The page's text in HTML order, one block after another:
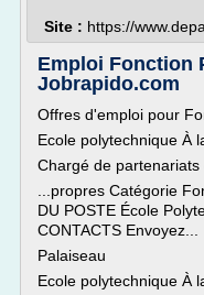
Site : https://
Emploi Fonction
Jobrapido.com
Offres d'emploi pour
Ecole polytechnique À
Chargé de
...propres Catégorie
DU POSTE École
CONTACTS Envoyez...
Palaiseau
Ecole polytechnique À